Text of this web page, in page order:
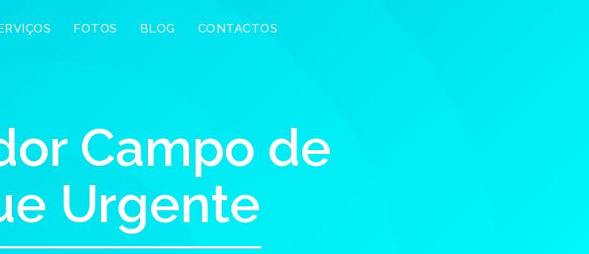
FOTOS BLOG CONTACTOS
Campo de
Urgente